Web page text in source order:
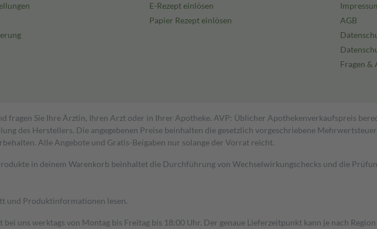
E-Rezept einlösen
Papier Rezept einlösen
AGB
Fragen &
fragen Sie Ihre Ärztin, Ihren Arzt oder in Ihrer Apotheke. AVP: Üblicher Apothekenverkaufspreis
des Herstellers. Die angegebenen Preise beinhalten die gesetzlich vorgeschriebene
Alle Angebote und Gratis-Beigaben nur solange der Vorrat reicht.
in deinem Warenkorb beinhaltet die Durchführung von Wechselwirkungschecks und die
und Produktinformationen lesen.
uns werktags von Montag bis Freitag bis 18:00 Uhr. Der genaue Lieferzeitpunkt kann je nach